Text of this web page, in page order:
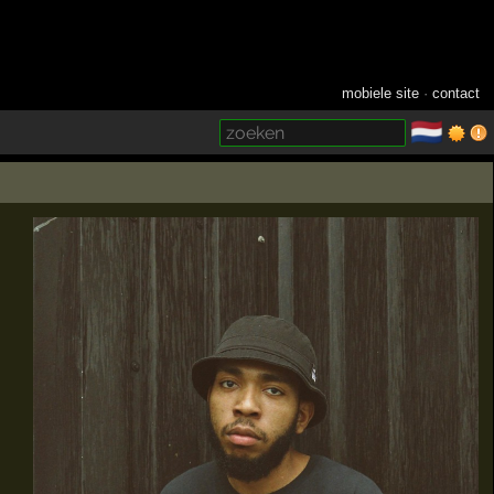
mobiele site ·contact
🇳🇱